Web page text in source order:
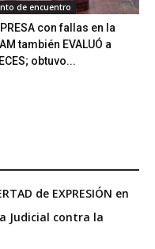
de encuentro
con fallas en la
también EVALUÓ a
obtuvo...
de EXPRESIÓN en
Judicial contra la